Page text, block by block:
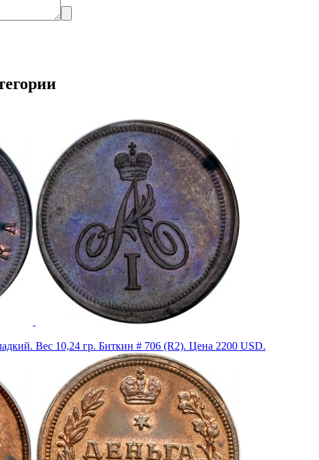
Вес 10,24 гр. Биткин # 706 (R2). Цена 2200 USD.